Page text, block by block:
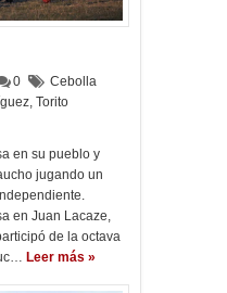
0
Cebolla
, Torito
en su pueblo y
jugando un
en Juan Lacaze,
de la octava
Leer más »